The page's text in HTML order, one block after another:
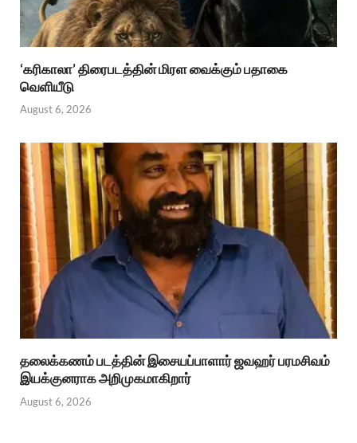
‘கரிகாலா’ திரைபடத்தின் மிரள வைக்கும் பதாகை
வெளியீடு
August 6, 2026
தலைக்கணம் படத்தின் இசையப்பாளார் ஜவஹர் பரமசிவம்
இயக்குனராக அறிமுகமாகிறார்
August 6, 2026